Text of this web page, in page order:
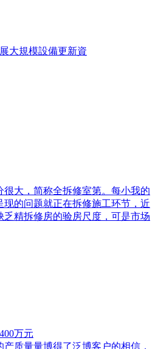
大規模設備更新資
很大，简称全拆修室第。每小我的
现的问题就正在拆修施工环节，近
乏精拆修房的验房尺度，可是市场
万元
产质量量博得了泛博客户的相信，